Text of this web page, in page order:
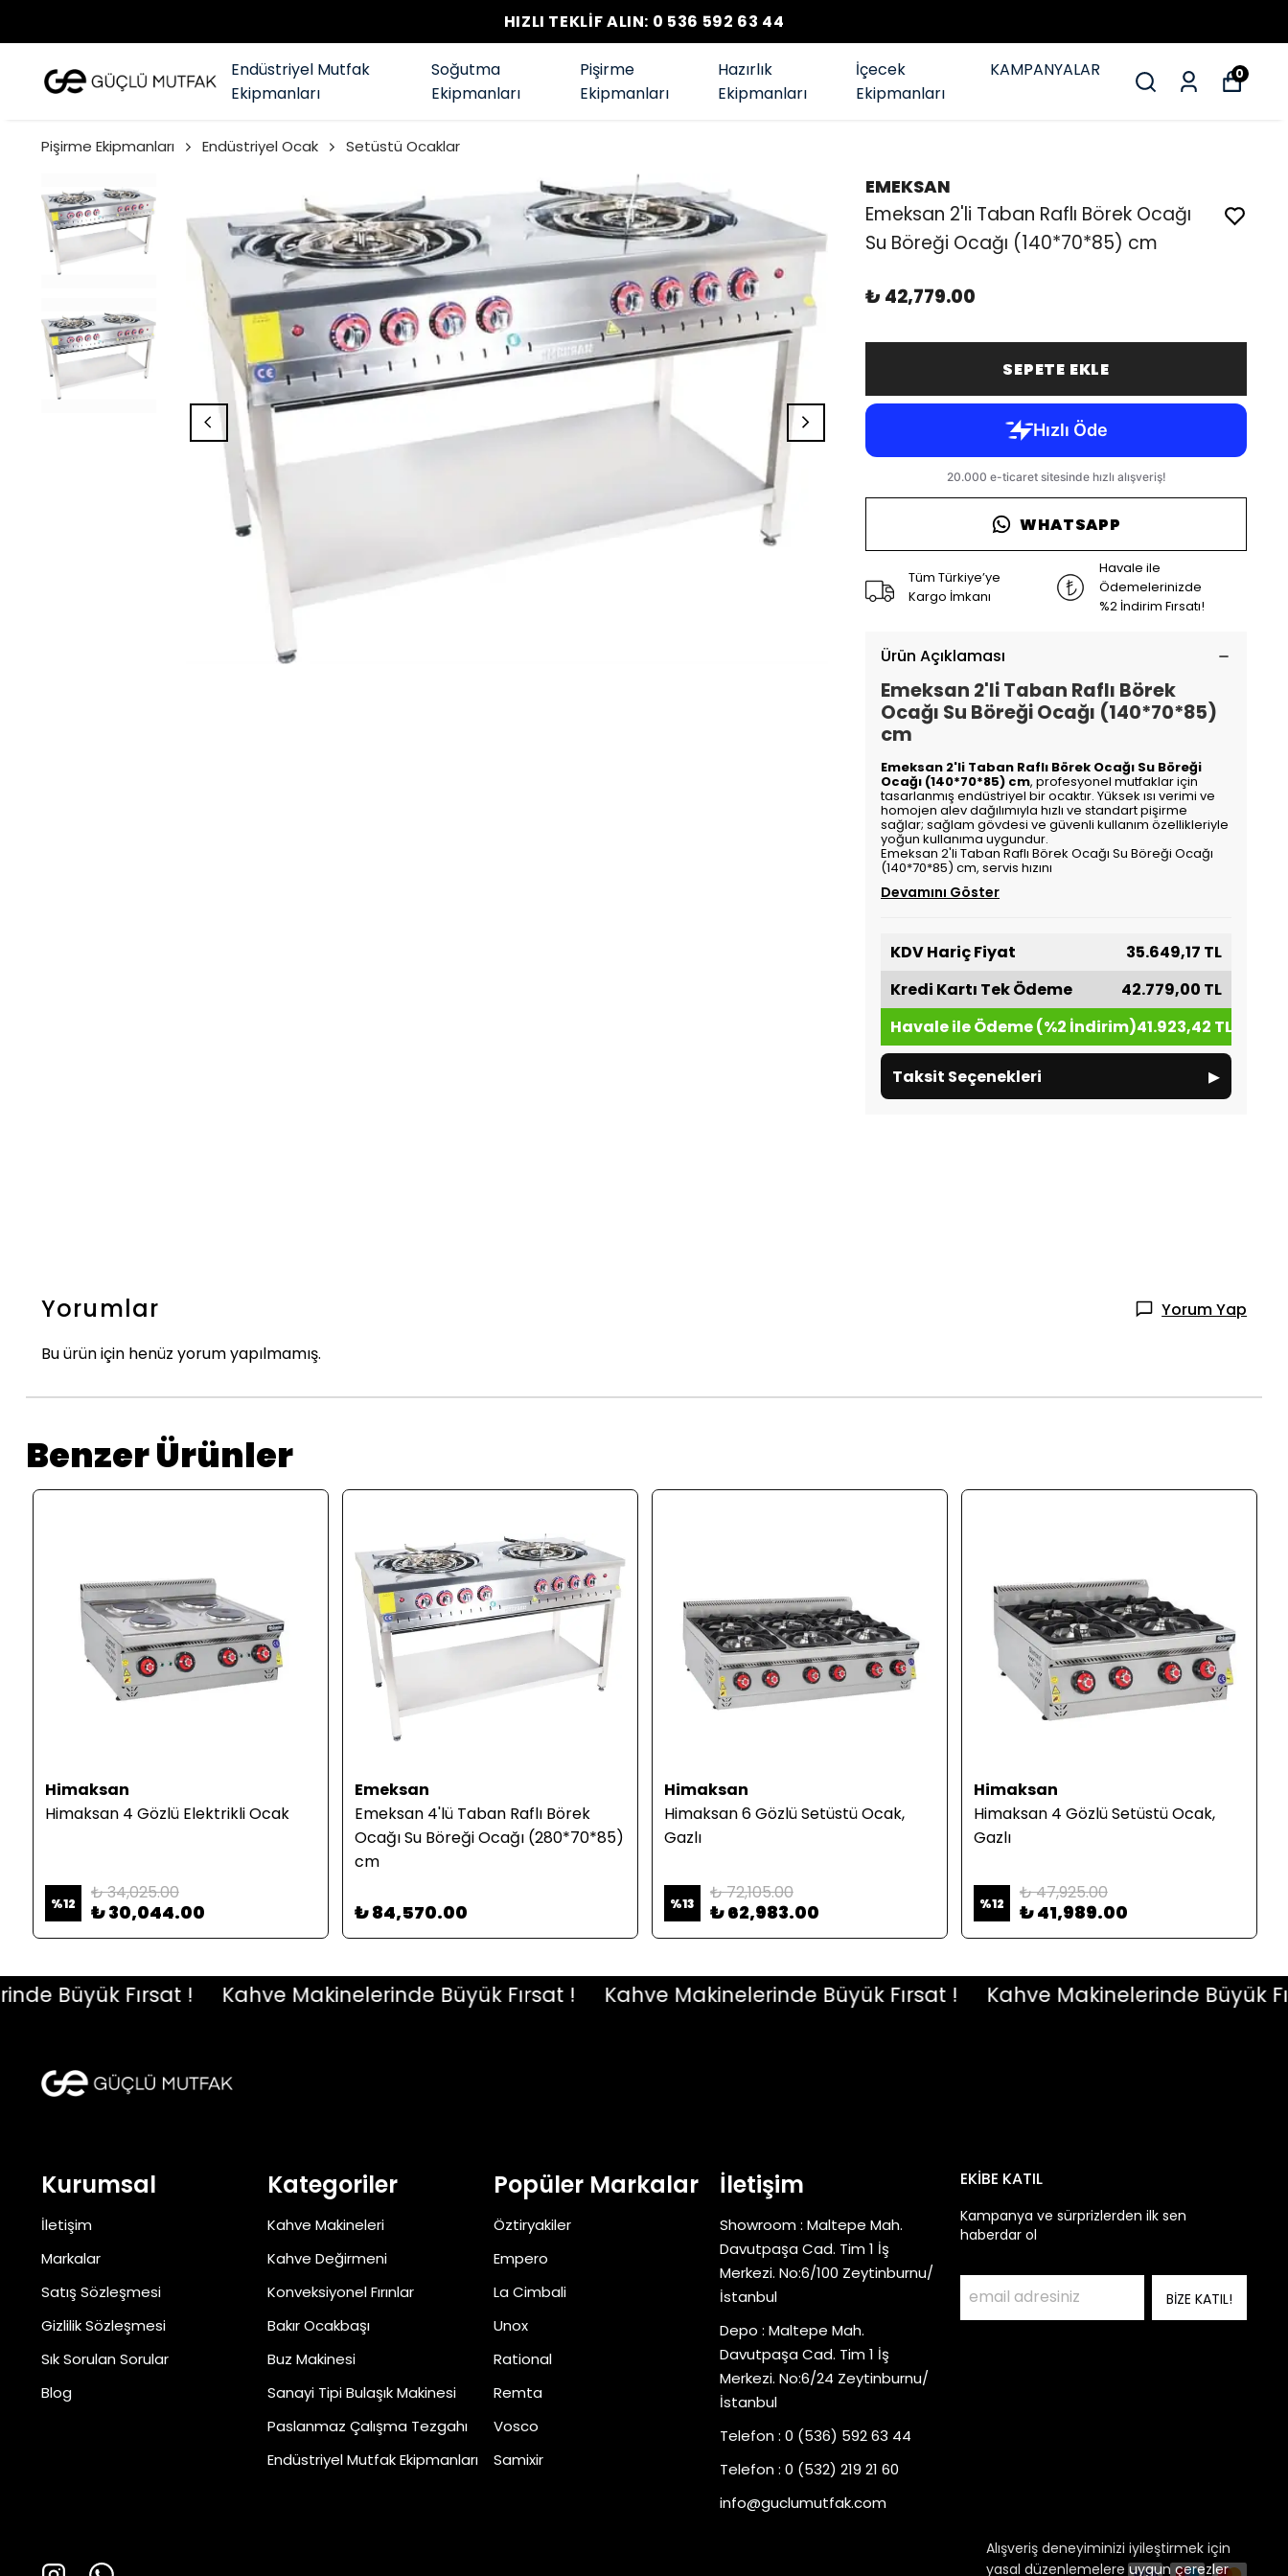
HIZLI TEKLİF ALIN: 0 536 592 63 44
Endüstriyel Mutfak
Ekipmanları
Soğutma
Ekipmanları
Pişirme
Ekipmanları
Hazırlık
Ekipmanları
İçecek
Ekipmanları
KAMPANYALAR 0
Alışveriş deneyiminizi iyileştirmek için
yasal düzenlemelere uygun çerezler
Pişirme Ekipmanları Endüstriyel Ocak Setüstü Ocaklar
EMEKSAN
Emeksan 2'li Taban Raflı Börek Ocağı
Su Böreği Ocağı (140*70*85) cm
₺ 42,779.00
SEPETE EKLE
WHATSAPP
Tüm Türkiye’ye
Kargo İmkanı
Havale ile
Ödemelerinizde
%2 İndirim Fırsatı!
Ürün Açıklaması
Emeksan 2'li Taban Raflı Börek
Ocağı Su Böreği Ocağı (140*70*85)
cm
Emeksan 2'li Taban Raflı Börek Ocağı Su Böreği
Ocağı (140*70*85) cm, profesyonel mutfaklar için
tasarlanmış endüstriyel bir ocaktır. Yüksek ısı verimi ve
homojen alev dağılımıyla hızlı ve standart pişirme
sağlar; sağlam gövdesi ve güvenli kullanım özellikleriyle
yoğun kullanıma uygundur.
Emeksan 2'li Taban Raflı Börek Ocağı Su Böreği Ocağı
(140*70*85) cm, servis hızını
Devamını Göster
KDV Hariç Fiyat
35.649,17 TL
Kredi Kartı Tek Ödeme
42.779,00 TL
Havale ile Ödeme (%2 İndirim)41.923,42 TL
Taksit Seçenekleri ▸
Yorumlar Yorum Yap
Bu ürün için henüz yorum yapılmamış.
Benzer Ürünler
Himaksan
Himaksan 4 Gözlü Elektrikli Ocak
%12 ₺ 34,025.00
₺ 30,044.00
Emeksan
Emeksan 4'lü Taban Raflı Börek
Ocağı Su Böreği Ocağı (280*70*85)
cm
₺ 84,570.00
Himaksan
Himaksan 6 Gözlü Setüstü Ocak,
Gazlı
%13 ₺ 72,105.00
₺ 62,983.00
Himaksan
Himaksan 4 Gözlü Setüstü Ocak,
Gazlı
%12 ₺ 47,925.00
₺ 41,989.00
Büyük Fırsat ! Kahve Makinelerinde Büyük Fırsat ! Kahve Makinelerinde Büyük Fırsat ! Kahve Makinelerinde Büyük
Kurumsal
İletişim
Markalar
Satış Sözleşmesi
Gizlilik Sözleşmesi
Sık Sorulan Sorular
Blog
Kategoriler
Kahve Makineleri
Kahve Değirmeni
Konveksiyonel Fırınlar
Bakır Ocakbaşı
Buz Makinesi
Sanayi Tipi Bulaşık Makinesi
Paslanmaz Çalışma Tezgahı
Endüstriyel Mutfak Ekipmanları
Popüler Markalar
Öztiryakiler
Empero
La Cimbali
Unox
Rational
Remta
Vosco
Samixir
İletişim
Showroom : Maltepe Mah.
Davutpaşa Cad. Tim 1 İş
Merkezi. No:6/100 Zeytinburnu/
İstanbul
Depo : Maltepe Mah.
Davutpaşa Cad. Tim 1 İş
Merkezi. No:6/24 Zeytinburnu/
İstanbul
Telefon : 0 (536) 592 63 44
Telefon : 0 (532) 219 21 60
info@guclumutfak.com
EKİBE KATIL
Kampanya ve sürprizlerden ilk sen
haberdar ol
BİZE KATIL!